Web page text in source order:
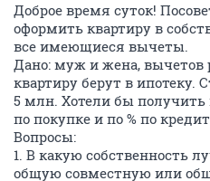
Доброе время суток!
оформить квартиру в
все имеющиеся вычеты.
Дано: муж и жена, вычетов
квартиру берут в ипотеку.
5 млн. Хотели бы
по покупке и по % по
Вопросы:
1. В какую собственность
общую совместную или